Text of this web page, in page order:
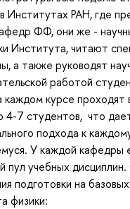
Институтах РАН, где
ФФ, они же -
Института, читают
а также руководят
работой
каждом курсе проходят
4-7 студентов, что
подхода к
У каждой кафедры
пул учебных
подготовки на
физики: